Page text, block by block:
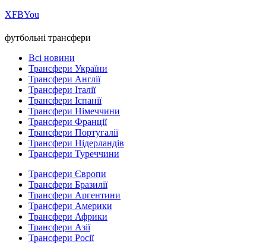
ХFBYou
футбольні трансфери
Всі новини
Трансфери України
Трансфери Англії
Трансфери Італії
Трансфери Іспанії
Трансфери Німеччини
Трансфери Франції
Трансфери Португалії
Трансфери Нідерландів
Трансфери Туреччини
Трансфери Європи
Трансфери Бразилії
Трансфери Аргентини
Трансфери Америки
Трансфери Африки
Трансфери Азії
Трансфери Росії